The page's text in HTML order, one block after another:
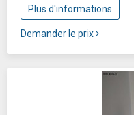
Plus d'informations
Demander le prix